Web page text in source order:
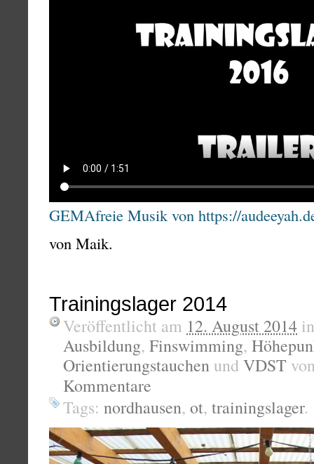
GEMAfreie Musik von https://
von Maik.
Trainingslager 2014
Veröffentlicht am 12. August 2014
Ausbildung, Finswimming,
Orientierungstauchen und VDST
Kommentare
Tags: nordhausen, ot, trainingslager.